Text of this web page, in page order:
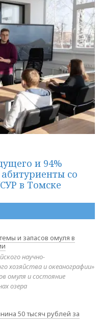
и 94%
со
в Томске
и запасов омуля в
научно-
хозяйства и океанографии»
омуля и состояние
озера
50 тысяч рублей за